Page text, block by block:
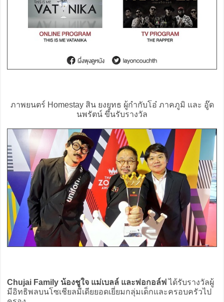
ภาพยนตร์ Homestay สิน ยงยุทธ ผู้กำกับโอ๋ ภาคภูมิ และ อู๊ด
นพรัตน์ ขึ้นรับรางวัล
Chujai Family น้องชูใจ แม่เบลล์ และพ่อกอล์ฟ ได้รับรางวัลผู้
มีอิทธิพลบนโซเชียลมีเดียยอดเยี่ยมกลุ่มเด็กและครอบครัวไป